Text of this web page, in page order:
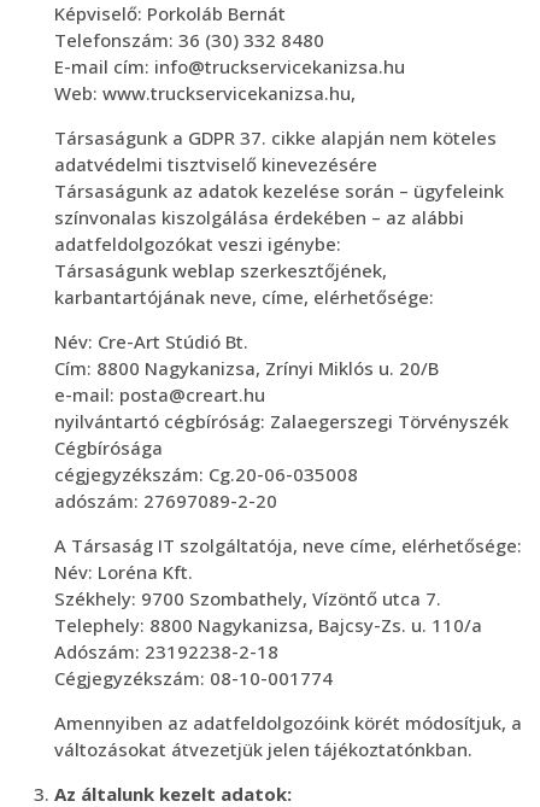
Képviselő: Porkoláb Bernát
Telefonszám: 36 (30) 332 8480
E-mail cím: info@truckservicekanizsa.hu
Web: www.truckservicekanizsa.hu,
Társaságunk a GDPR 37. cikke alapján nem köteles
adatvédelmi tisztviselő kinevezésére
Társaságunk az adatok kezelése során – ügyfeleink
színvonalas kiszolgálása érdekében – az alábbi
adatfeldolgozókat veszi igénybe:
Társaságunk weblap szerkesztőjének,
karbantartójának neve, címe, elérhetősége:
Név: Cre-Art Stúdió Bt.
Cím: 8800 Nagykanizsa, Zrínyi Miklós u. 20/B
e-mail: posta@creart.hu
nyilvántartó cégbíróság: Zalaegerszegi Törvényszék
Cégbírósága
cégjegyzékszám: Cg.20-06-035008
adószám: 27697089-2-20
A Társaság IT szolgáltatója, neve címe, elérhetősége:
Név: Loréna Kft.
Székhely: 9700 Szombathely, Vízöntő utca 7.
Telephely: 8800 Nagykanizsa, Bajcsy-Zs. u. 110/a
Adószám: 23192238-2-18
Cégjegyzékszám: 08-10-001774
Amennyiben az adatfeldolgozóink körét módosítjuk, a
változásokat átvezetjük jelen tájékoztatónkban.
Az általunk kezelt adatok: